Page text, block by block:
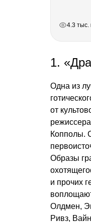
4.3 тыс.
1.
Одна из
от
Копполы.
Образы
и прочих
Олдмен,
Ривз,